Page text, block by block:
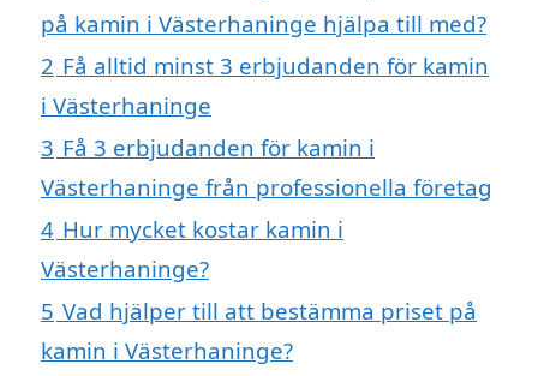
på kamin i Västerhaninge hjälpa till med?
2 Få alltid minst 3 erbjudanden för kamin
i Västerhaninge
3 Få 3 erbjudanden för kamin i
Västerhaninge från professionella företag
4 Hur mycket kostar kamin i
Västerhaninge?
5 Vad hjälper till att bestämma priset på
kamin i Västerhaninge?